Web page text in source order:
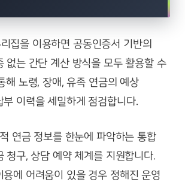
집을 이용하면 공동인증서 기반의
없는 간단 계산 방식을 모두 활용할 수
해 노령, 장애, 유족 연금의 예상
부 이력을 세밀하게 점검합니다.
연금 정보를 한눈에 파악하는 통합
청구, 상담 예약 체계를 지원합니다.
용에 어려움이 있을 경우 정해진 운영